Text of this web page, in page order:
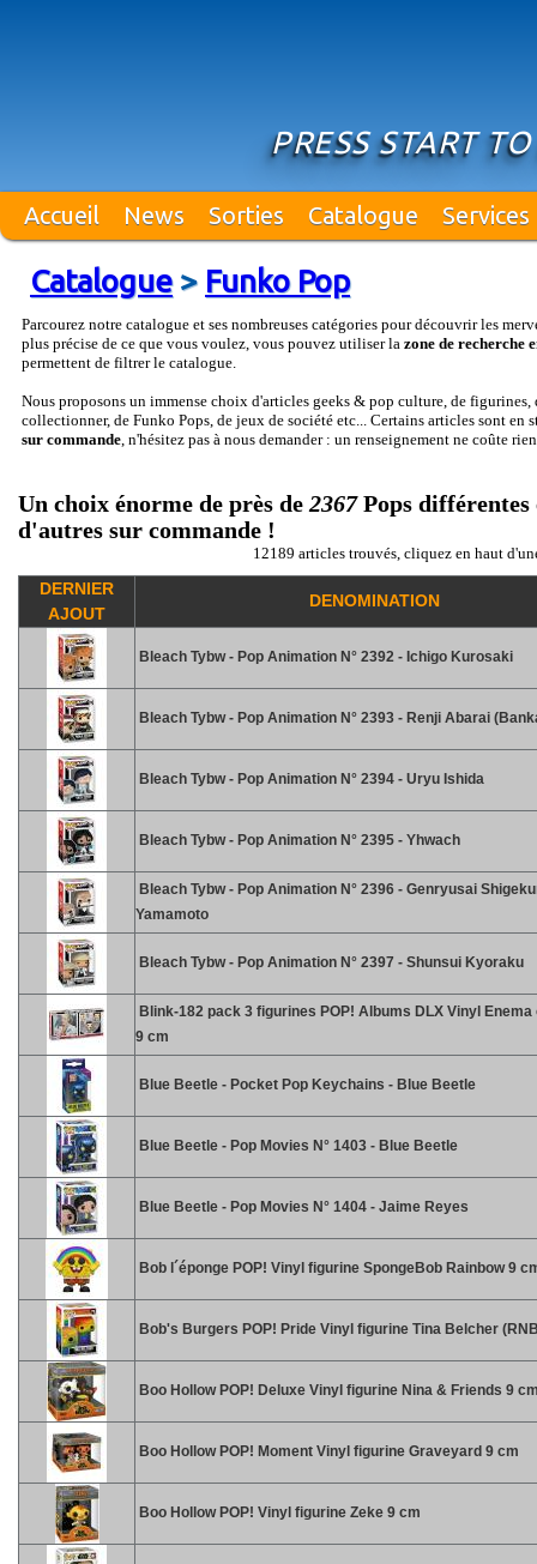
PRESS START
Accueil News Sorties Catalogue Services
Catalogue> Funko Pop
Parcourez notre catalogue et ses nombreuses catégories pour découvrir les
plus précise de ce que vous voulez, vous pouvez utiliser la zone de recherche
permettent de filtrer le catalogue.
Nous proposons un immense choix d'articles geeks & pop culture, de figurines,
collectionner, de Funko Pops, de jeux de société etc... Certains articles sont en
sur commande, n'hésitez pas à nous demander : un renseignement ne coûte
Un choix énorme de près de 2367Pops différentes
d'autres sur commande !
12189 articles trouvés, cliquez en haut
DERNIER
AJOUT
DENOMINATION
Bleach Tybw - Pop Animation N° 2392 - Ichigo Kurosaki
Bleach Tybw - Pop Animation N° 2393 - Renji Abarai
Bleach Tybw - Pop Animation N° 2394 - Uryu Ishida
Bleach Tybw - Pop Animation N° 2395 - Yhwach
Bleach Tybw - Pop Animation N° 2396 - Genryusai
Yamamoto
Bleach Tybw - Pop Animation N° 2397 - Shunsui Kyoraku
Blink-182 pack 3 figurines POP! Albums DLX Vinyl Enema
9 cm
Blue Beetle - Pocket Pop Keychains - Blue Beetle
Blue Beetle - Pop Movies N° 1403 - Blue Beetle
Blue Beetle - Pop Movies N° 1404 - Jaime Reyes
Bob l´éponge POP! Vinyl figurine SpongeBob Rainbow 9
Bob's Burgers POP! Pride Vinyl figurine Tina Belcher
Boo Hollow POP! Deluxe Vinyl figurine Nina & Friends 9
Boo Hollow POP! Moment Vinyl figurine Graveyard 9 cm
Boo Hollow POP! Vinyl figurine Zeke 9 cm